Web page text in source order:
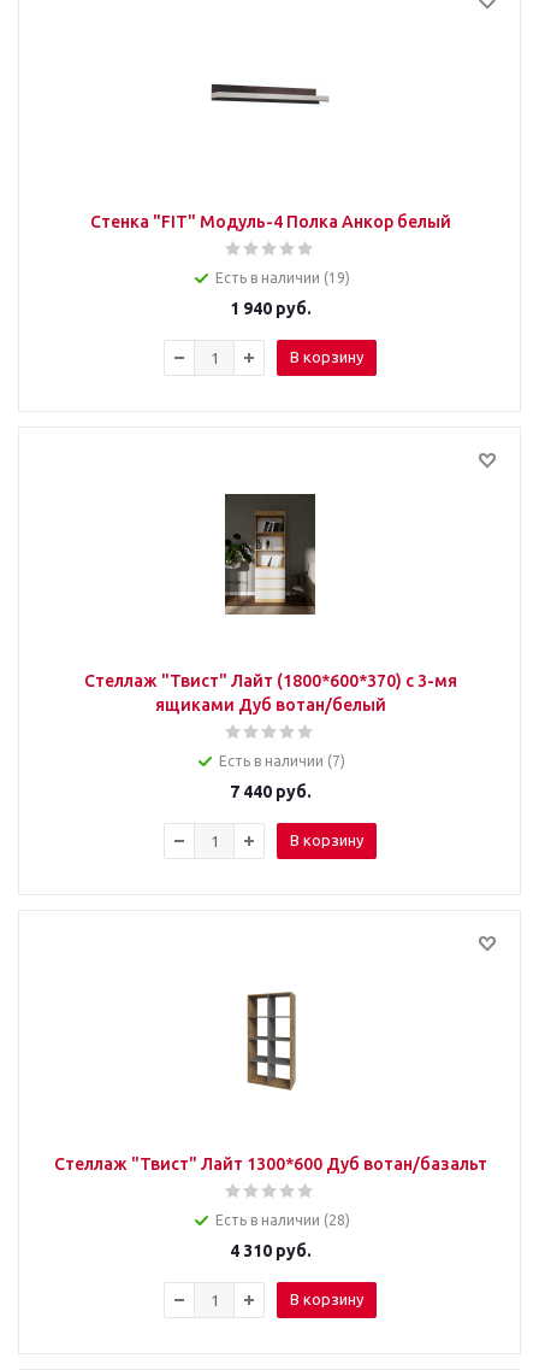
Стенка "FIT" Модуль-4 Полка Анкор белый
Есть в наличии (19)
1 940руб.
В корзину
Стеллаж "Твист" Лайт (1800*600*370) с 3-мя
ящиками Дуб вотан/белый
Есть в наличии (7)
7 440руб.
В корзину
Стеллаж "Твист" Лайт 1300*600 Дуб вотан/базальт
Есть в наличии (28)
4 310руб.
В корзину